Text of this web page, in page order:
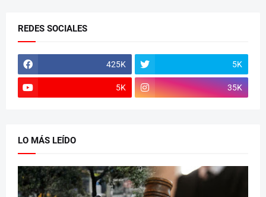
REDES SOCIALES
425K 5K
5K 35K
LO MÁS LEÍDO